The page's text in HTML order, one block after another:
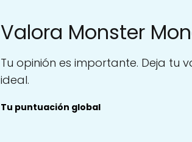
Valora Monster
Tu opinión es importante. Deja tu
ideal.
Tu puntuación global